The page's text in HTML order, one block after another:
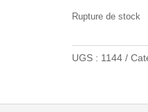
Rupture de stock
UGS : 1144